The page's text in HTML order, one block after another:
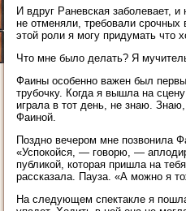
И вдруг Раневская заболевает,
не отменяли, требовали
этой роли я могу придумать
Что мне было делать? Я
Фаины особенно важен был
трубочку. Когда я вышла на
играла в тот день, не знаю.
Фаиной.
Поздно вечером мне позвонила
«Успокойся, — говорю, —
публикой, которая пришла на
рассказала. Пауза. «А можно я
На следующем спектакле я